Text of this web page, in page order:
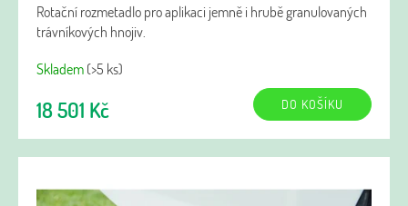
Rotační rozmetadlo pro aplikaci jemně i hrubě granulovaných
trávníkových hnojiv.
Skladem(>5 ks)
18 501 Kč DO KOŠÍKU